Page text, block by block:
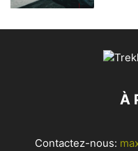
À
Contactez-nous: